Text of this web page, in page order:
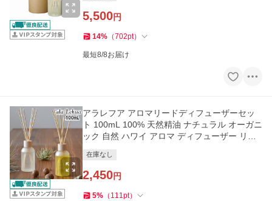
5,500円
14% （702pt）
最短8/8お届け
アラレフア アロマリードディフューザーセッ
ト 100mL 100% 天然精油 ナチュラル オーガニ
ック 自然 ハワイ アロマ ディフューザー リー
在庫なし
2,450円
5% （ 111pt）